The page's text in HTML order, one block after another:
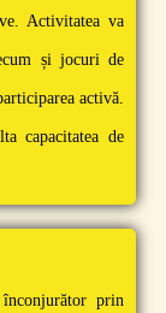
Activitatea va
și jocuri de
activă.
capacitatea de
prin